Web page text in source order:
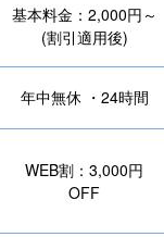
基本料金：2,000円～
(割引適用後)
年中無休 ・24時間
WEB割：3,000円
OFF